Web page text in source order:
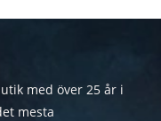
med över 25 år i
mesta